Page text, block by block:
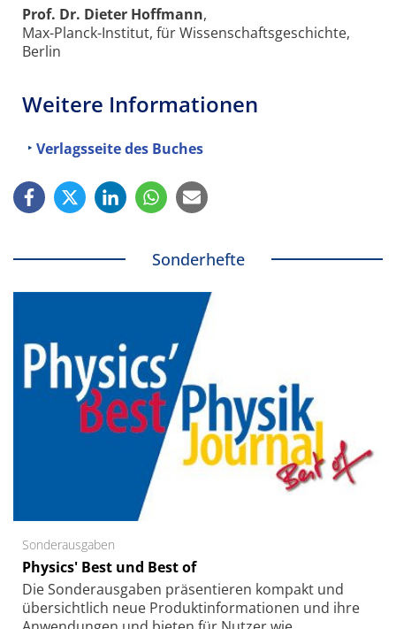
Prof. Dr. Dieter Hoffmann,
Max-Planck-Institut, für Wissenschaftsgeschichte,
Berlin
Weitere Informationen
Verlagsseite des Buches
Sonderhefte
Sonderausgaben
Physics' Best und Best of
Die Sonder­ausgaben präsentieren kompakt und
übersichtlich neue Produkt­informationen und ihre